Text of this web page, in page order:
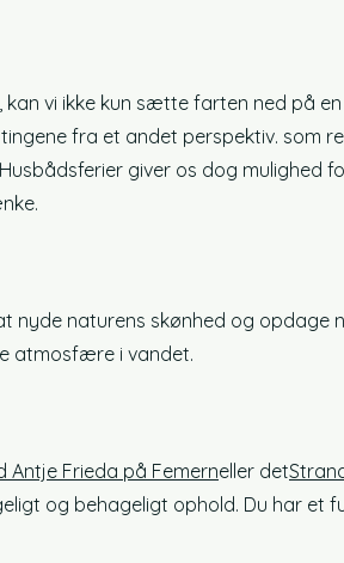
vi ikke kun sætte farten ned på
fra et andet perspektiv. som
giver os dog mulighed
nyde naturens skønhed og opdage
atmosfære i vandet.
Antje Frieda på Femerneller det
og behageligt ophold. Du har et